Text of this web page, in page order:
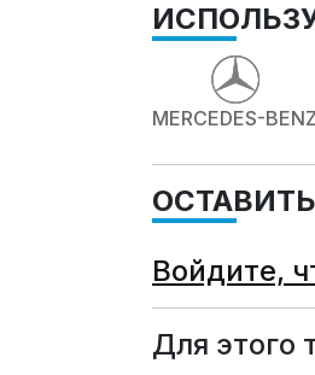
MERCEDES-BENZ
Войдите,
Для этого